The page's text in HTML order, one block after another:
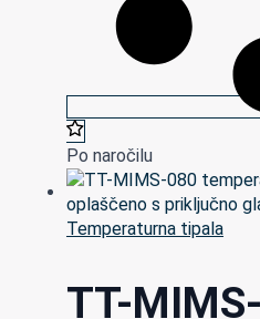
Po naročilu
Temperaturna tipala
TT-